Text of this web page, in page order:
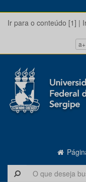
Ir para o conteúdo [1] |
a+